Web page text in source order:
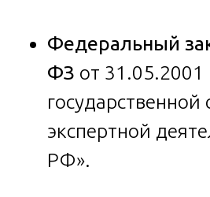
Федеральный
ФЗ от 31.05.2001
государственной
экспертной
РФ».